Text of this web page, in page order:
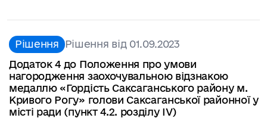
Рішення Рішення від 01.09.2023
Додаток 4 до Положення про умови
нагородження заохочувальною відзнакою
медаллю «Гордість Саксаганського району м.
Кривого Рогу» голови Саксаганської районної у
місті ради (пункт 4.2. розділу IV)